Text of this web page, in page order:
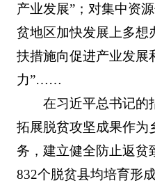
产业发展”；对集中资
贫地区加快发展上多想
扶措施向促进产业发展
力”……
在习近平总书记的
拓展脱贫攻坚成果作为
务，建立健全防止返贫
832个脱贫县均培育形